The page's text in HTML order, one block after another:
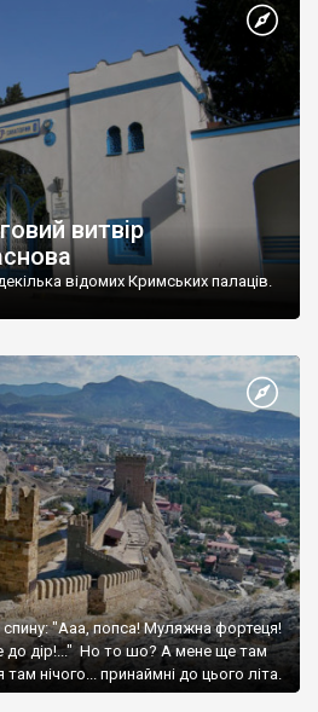
витвір
відомих Кримських палаців.
"Ааа, попса! Муляжна фортеця!
до дір!..." Но то шо? А мене ще там
нічого... принаймні до цього літа.